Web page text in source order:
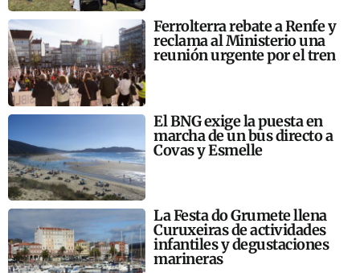
Ferrolterra rebate a Renfe y
reclama al Ministerio una
reunión urgente por el tren
El BNG exige la puesta en
marcha de un bus directo a
Covas y Esmelle
La Festa do Grumete llena
Curuxeiras de actividades
infantiles y degustaciones
marineras